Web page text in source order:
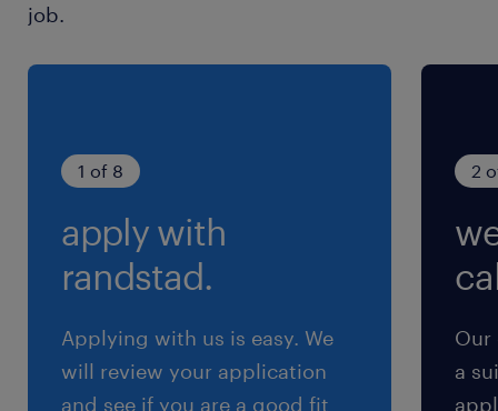
残業
残業ほぼなし！※12月の繁忙期は最大15h/月程あ
交通費
※通勤交通費実費支払／上限4万円／月※規定あ
job.
1 of 8
apply with
randstad.
Applying with us is easy. We
will review your application
and see if you are a good fit
2
Our
a